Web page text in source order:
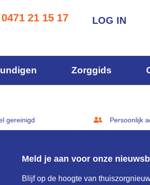
0471 21 15 17 LOG IN
Zorggids
gereinigd Persoonlijk
Meld je aan voor onze
Blijf op de hoogte van